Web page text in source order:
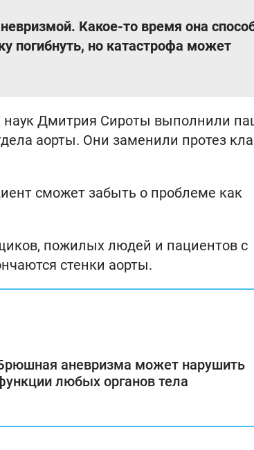
Какое-то время она
погибнуть, но катастрофа может
наук Дмитрия Сироты выполнили
аорты. Они заменили протез
сможет забыть о проблеме как
пожилых людей и пациентов с
стенки аорты.
аневризма может нарушить
любых органов тела